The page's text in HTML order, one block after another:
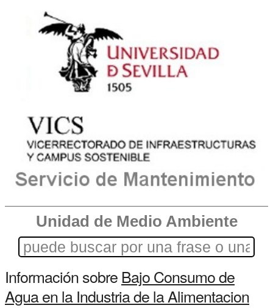
Unidad de Medio Ambiente
Información sobre Bajo Consumo de
Agua en la Industria de la Alimentacion